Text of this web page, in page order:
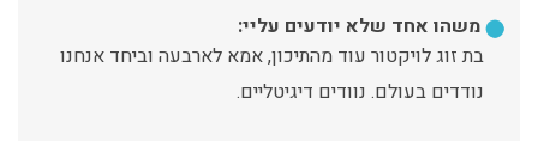
משהו אחד שלא יודעים עליי:
בת זוג לויקטור עוד מהתיכון, אמא לארבעה וביחד אנחנו
נודדים בעולם. נוודים דיגיטליים.